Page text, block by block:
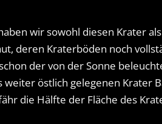
wir sowohl diesen Krater
deren Kraterböden noch
der von der Sonne
weiter östlich gelegenen Krater
die Hälfte der Fläche des